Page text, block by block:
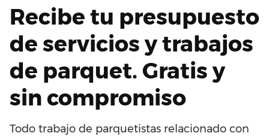
Recibe tu presupuesto
de servicios y trabajos
de parquet. Gratis y
sin compromiso
Todo trabajo de parquetistas relacionado con